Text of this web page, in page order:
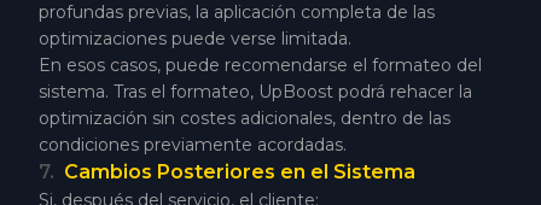
profundas previas, la aplicación completa de las
optimizaciones puede verse limitada.
En esos casos, puede recomendarse el formateo del
sistema. Tras el formateo, UpBoost podrá rehacer la
optimización sin costes adicionales, dentro de las
condiciones previamente acordadas.
7. Cambios Posteriores en el Sistema
Si, después del servicio, el cliente: